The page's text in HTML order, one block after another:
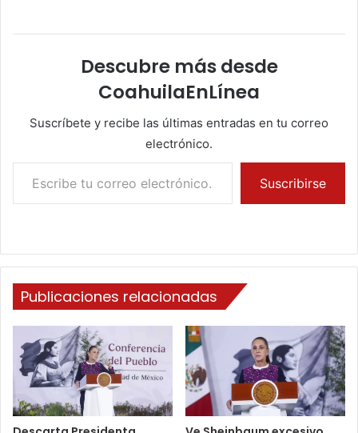
Descubre más desde
CoahuilaEnLínea
Suscríbete y recibe las últimas entradas en tu correo
electrónico.
Escribe tu correo electrónico…
Suscribirse
Publicaciones relacionadas